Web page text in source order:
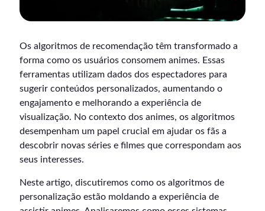
Os algoritmos de recomendação têm transformado a
forma como os usuários consomem animes. Essas
ferramentas utilizam dados dos espectadores para
sugerir conteúdos personalizados, aumentando o
engajamento e melhorando a experiência de
visualização. No contexto dos animes, os algoritmos
desempenham um papel crucial em ajudar os fãs a
descobrir novas séries e filmes que correspondam aos
seus interesses.
Neste artigo, discutiremos como os algoritmos de
personalização estão moldando a experiência de